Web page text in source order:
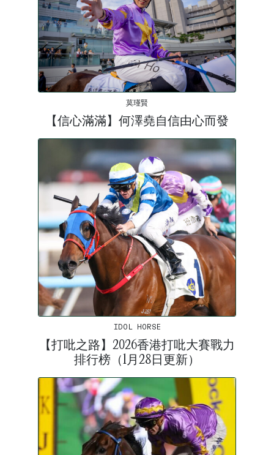
莫瑾賢
【信心滿滿】何澤堯自信由心而發
IDOL HORSE
【打吡之路】2026香港打吡大賽戰力
排行榜（1月28日更新）